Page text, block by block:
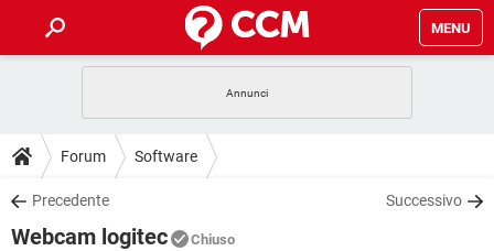
MENU
INTRATTENIMENTO
iOS
INSTAGRAM
GUIDE
COVID-19
DOWNLOAD
COVID-19
Forum Software
Precedente Successivo
Webcam logitec Chiuso